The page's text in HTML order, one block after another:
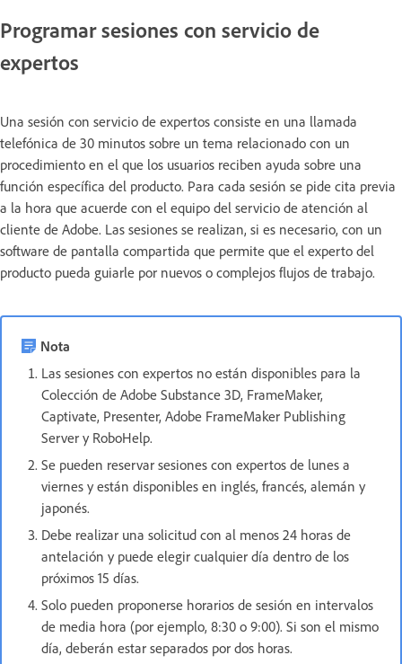
Programar sesiones con servicio de
expertos
Una sesión con servicio de expertos consiste en una llamada
telefónica de 30 minutos sobre un tema relacionado con un
procedimiento en el que los usuarios reciben ayuda sobre una
función específica del producto. Para cada sesión se pide cita previa
a la hora que acuerde con el equipo del servicio de atención al
cliente de Adobe. Las sesiones se realizan, si es necesario, con un
software de pantalla compartida que permite que el experto del
producto pueda guiarle por nuevos o complejos flujos de trabajo.
Nota
Las sesiones con expertos no están disponibles para la
Colección de Adobe Substance 3D, FrameMaker,
Captivate, Presenter, Adobe FrameMaker Publishing
Server y RoboHelp.
Se pueden reservar sesiones con expertos de lunes a
viernes y están disponibles en inglés, francés, alemán y
japonés.
Debe realizar una solicitud con al menos 24 horas de
antelación y puede elegir cualquier día dentro de los
próximos 15 días.
Solo pueden proponerse horarios de sesión en intervalos
de media hora (por ejemplo, 8:30 o 9:00). Si son el mismo
día, deberán estar separados por dos horas.